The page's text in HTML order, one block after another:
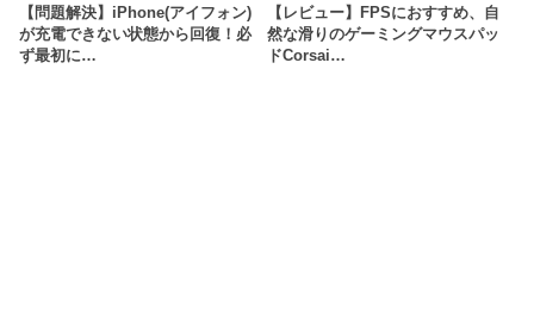
【問題解決】iPhone(アイフォン)
が充電できない状態から回復！必
ず最初に…
【レビュー】FPSにおすすめ、自
然な滑りのゲーミングマウスパッ
ドCorsai…